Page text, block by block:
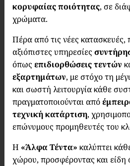
κορυφαίας ποιότητας, σε
χρώματα.
Πέρα από τις νέες κατασκευές,
αξιόπιστες υπηρεσίες
όπως επιδιορθώσεις τεντών
εξαρτημάτων, με στόχο τη
και σωστή λειτουργία κάθε
πραγματοποιούνται από
τεχνική κατάρτιση,
επώνυμους προμηθευτές του
Η «Άλφα Τέντα» καλύπτει
χώρου, προσφέροντας και είδη